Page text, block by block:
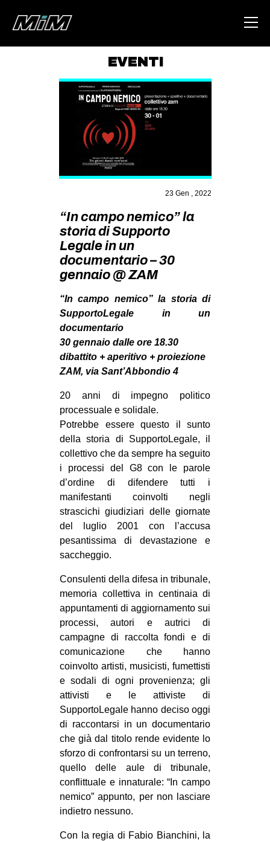
ABOUT
AREA
DEGENERAZIONE
GAZA FREESTYLE
CSOA LAMBRETTA
MSM
STUDENTI TSUNAMI
ZAM
MILANO
MOBILITAZIONI
SPAZI
SPORT POPOLARE
MOVIMENTI
ANTIFASCISMO
DIRITTO ALL’ABITARE
GENERI
MIGRAZIONI
PRECARIATO
REPRESSIONE
STUDENTI
ARTE
CINEMA
MANIFESTI
MUSICA
RECENSIONI
INTERNAZIONALE
AFRICA
AMERICHE
ESTREMO ORIENTE
EUROPA
MEDIO ORIENTE
MONDO
EVENTI
23 Gen , 2022
“In campo nemico” la
storia di Supporto
Legale in un
documentario – 30
gennaio @ ZAM
“In campo nemico” la storia di
SupportoLegale in un
documentario
30 gennaio dalle ore 18.30
dibattito + aperitivo + proiezione
ZAM, via Sant’Abbondio 4
20 anni di impegno politico
processuale e solidale.
Potrebbe essere questo il sunto
della storia di SupportoLegale, il
collettivo che da sempre ha seguito
i processi del G8 con le parole
d’ordine di difendere tutti i
manifestanti coinvolti negli
strascichi giudiziari delle giornate
del luglio 2001 con l’accusa
pesantissima di devastazione e
saccheggio.
Consulenti della difesa in tribunale,
memoria collettiva in centinaia di
appuntamenti di aggiornamento sui
processi, autori e autrici di
campagne di raccolta fondi e di
comunicazione che hanno
coinvolto artisti, musicisti, fumettisti
e sodali di ogni provenienza; gli
attivisti e le attiviste di
SupportoLegale hanno deciso oggi
di raccontarsi in un documentario
che già dal titolo rende evidente lo
sforzo di confrontarsi su un terreno,
quello delle aule di tribunale,
conflittuale e innaturale: “In campo
nemico” appunto, per non lasciare
indietro nessuno.
Con la regia di Fabio Bianchini, la